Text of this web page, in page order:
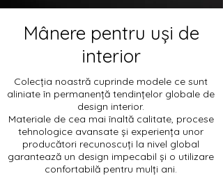
Mânere pentru uși de
interior
Colecția noastră cuprinde modele ce sunt
aliniate în permanență tendințelor globale de
design interior.
Materiale de cea mai înaltă calitate, procese
tehnologice avansate și experiența unor
producători recunoscuți la nivel global
garantează un design impecabil și o utilizare
confortabilă pentru mulți ani.